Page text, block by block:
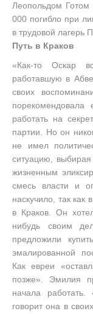
Леопольдом Готом
000 погибло при
в трудовой лагерь
Путь в Краков
«Как-то Оскар
работавшую в
своих
работать на
партии. Но он
не имел
ситуацию, выбирая
жизненным
смесь власти и
наскучило, так как
в Краков. Он
нибудь своим
предложили
эмалированной
Как евреи
позже». Эмилия
начала
говорит она в